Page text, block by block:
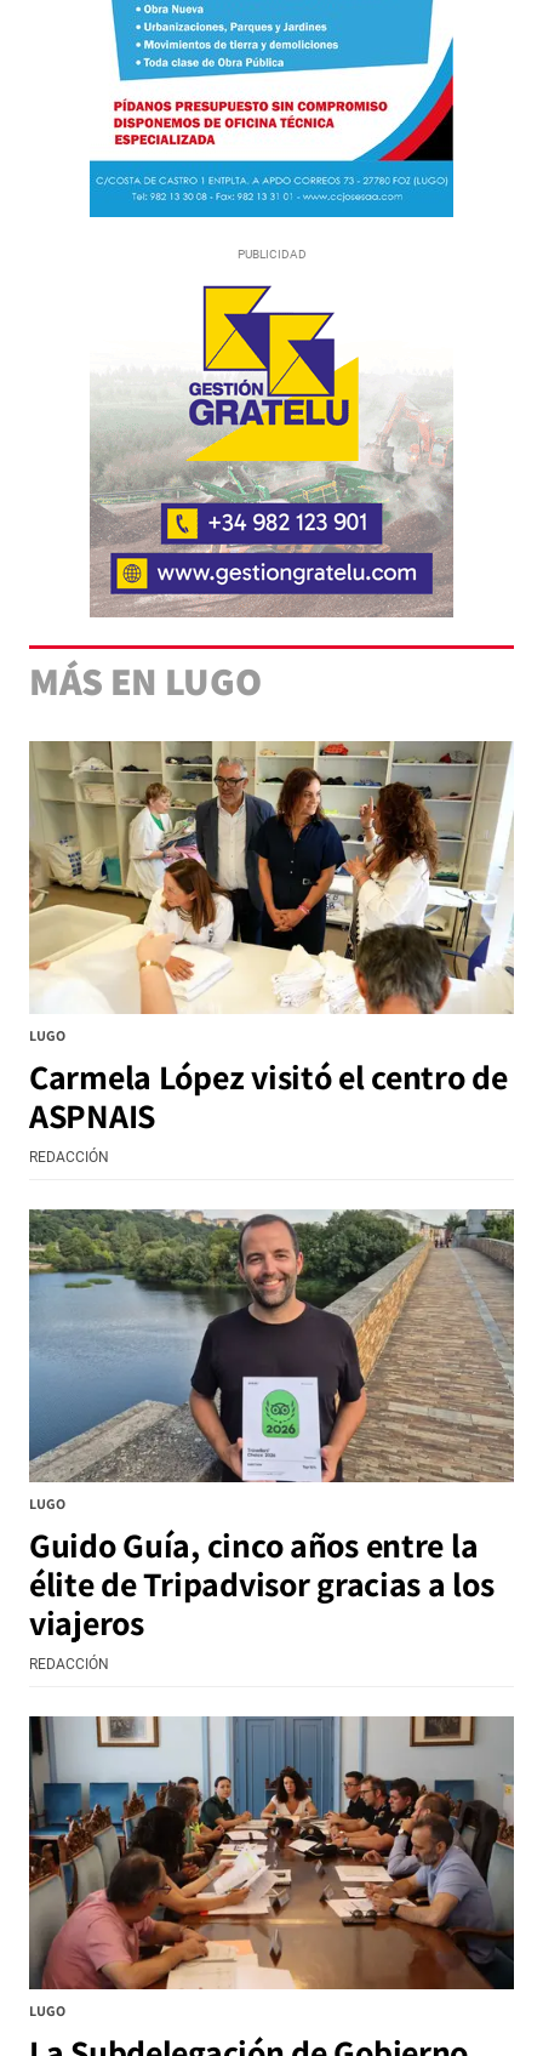
MÁS EN LUGO
LUGO
Carmela López visitó el centro de
ASPNAIS
REDACCIÓN
LUGO
Guido Guía, cinco años entre la
élite de Tripadvisor gracias a los
viajeros
REDACCIÓN
LUGO